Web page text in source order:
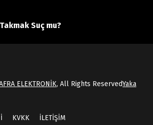
Suç mu?
ELEKTRONİK, All Rights ReservedYaka
KVKK İLETİŞİM